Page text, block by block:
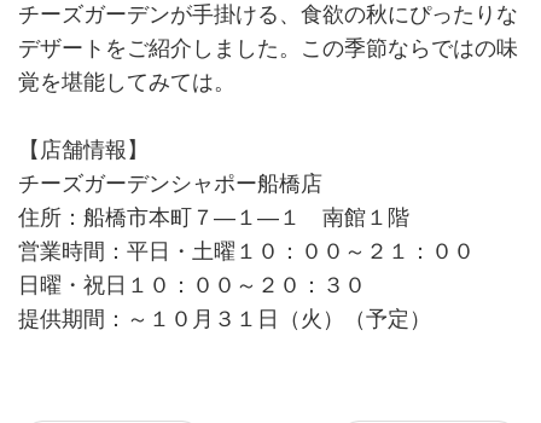
チーズガーデンが手掛ける、食欲の秋にぴったりな
デザートをご紹介しました。この季節ならではの味
覚を堪能してみては。
【店舗情報】
チーズガーデンシャポー船橋店
住所：船橋市本町７―１―１ 南館１階
営業時間：平日・土曜１０：００～２１：００
日曜・祝日１０：００～２０：３０
提供期間：～１０月３１日（火）（予定）